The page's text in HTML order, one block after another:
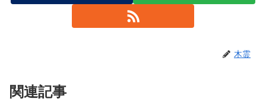
木霊
関連記事